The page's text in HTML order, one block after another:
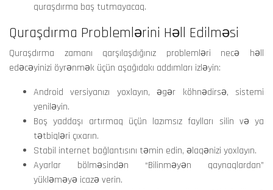
quraşdırma baş tutmayacaq.
Quraşdırma Problemlərini Həll Edilməsi
Quraşdırma zamanı qarşılaşdığınız problemləri necə həll
edəcəyinizi öyrənmək üçün aşağıdakı addımları izləyin:
Android versiyanızı yoxlayın, əgər köhnədirsə, sistemi
yeniləyin.
Boş yaddaşı artırmaq üçün lazımsız faylları silin və ya
tətbiqləri çıxarın.
Stabil internet bağlantısını təmin edin, əlaqənizi yoxlayın.
Ayarlar bölməsindən “Bilinməyən qaynaqlardan”
yükləməyə icazə verin.